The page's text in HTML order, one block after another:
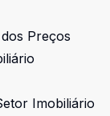
Preços
Imobiliário